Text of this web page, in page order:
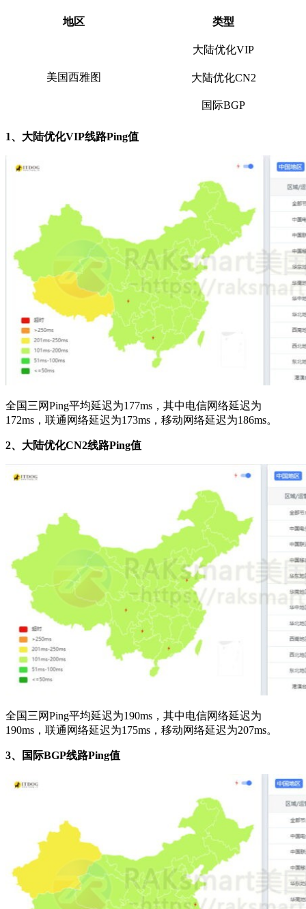
地区 类型
美国西雅图
大陆优化VIP
大陆优化CN2
国际BGP
1、大陆优化VIP线路Ping值
全国三网Ping平均延迟为177ms，其中电信网络延迟为
172ms，联通网络延迟为173ms，移动网络延迟为186ms。
2、大陆优化CN2线路Ping值
全国三网Ping平均延迟为190ms，其中电信网络延迟为
190ms，联通网络延迟为175ms，移动网络延迟为207ms。
3、国际BGP线路Ping值